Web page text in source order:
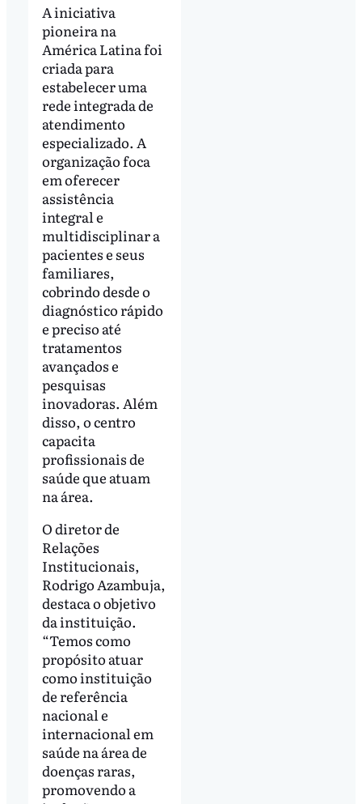
A iniciativa
pioneira na
América Latina foi
criada para
estabelecer uma
rede integrada de
atendimento
especializado. A
organização foca
em oferecer
assistência
integral e
multidisciplinar a
pacientes e seus
familiares,
cobrindo desde o
diagnóstico rápido
e preciso até
tratamentos
avançados e
pesquisas
inovadoras. Além
disso, o centro
capacita
profissionais de
saúde que atuam
na área.
O diretor de
Relações
Institucionais,
Rodrigo Azambuja,
destaca o objetivo
da instituição.
“Temos como
propósito atuar
como instituição
de referência
nacional e
internacional em
saúde na área de
doenças raras,
promovendo a